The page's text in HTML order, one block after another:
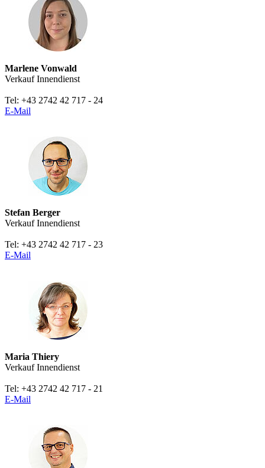
Marlene Vonwald
Verkauf Innendienst
Tel: +43 2742 42 717 - 24
E-Mail
Stefan Berger
Verkauf Innendienst
Tel: +43 2742 42 717 - 23
E-Mail
Maria Thiery
Verkauf Innendienst
Tel: +43 2742 42 717 - 21
E-Mail